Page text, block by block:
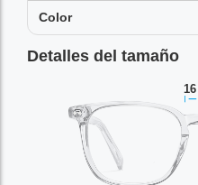
Color
Detalles del tamaño
16